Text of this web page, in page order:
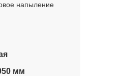
напыление
мм